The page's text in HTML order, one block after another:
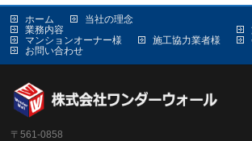
ホーム
当社の理念
業務内容
マンションオーナー様
施工協力業者様
お問い合わせ
〒561-0858